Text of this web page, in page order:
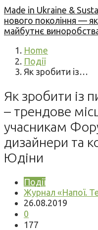
Made in Ukraine &
нового покоління —
майбутнє
Home
Події
Як зробити із…
Як зробити із
– трендове
учасникам
дизайнери та
Юдіни
Події
Журнал «Напої.
26.08.2019
0
177